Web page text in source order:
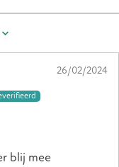
26/02/2024
blij mee